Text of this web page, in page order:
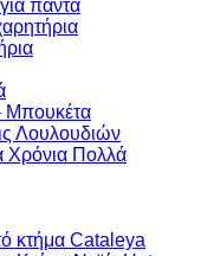
πάντα
Μπουκέτα
Λουλουδιών
Χρόνια Πολλά
κτήμα Cataleya